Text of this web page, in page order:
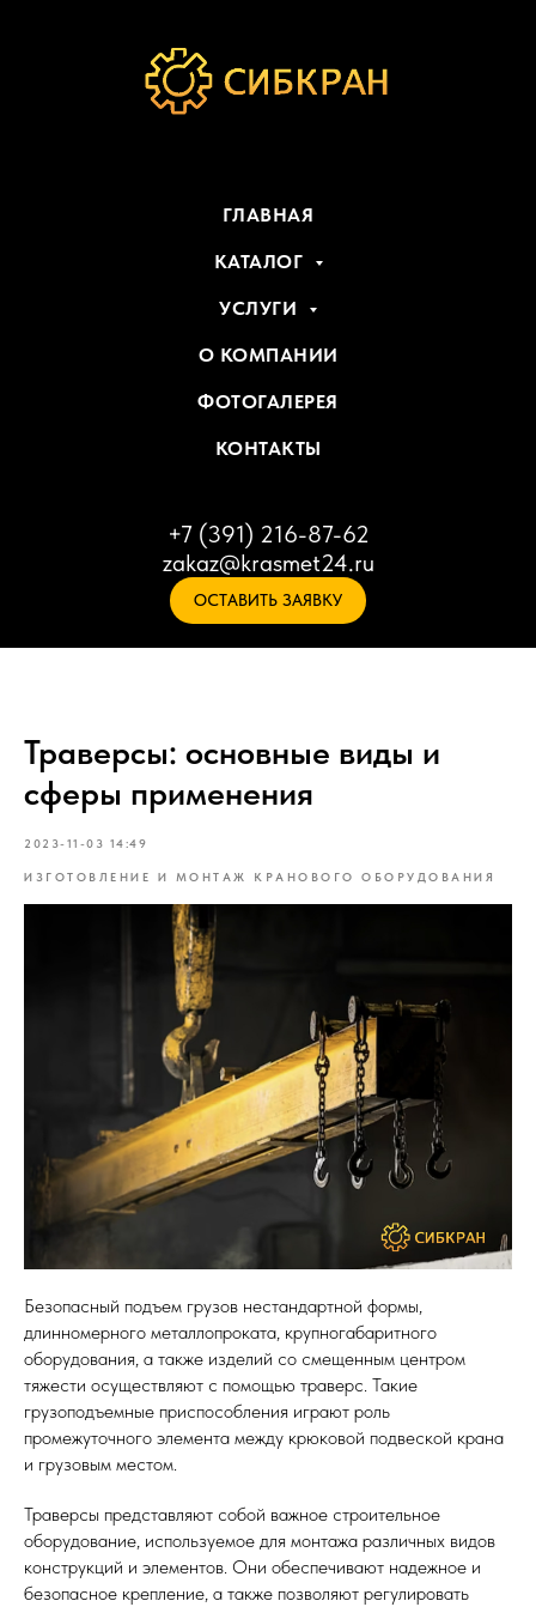
ГЛАВНАЯ
КАТАЛОГ
УСЛУГИ
О КОМПАНИИ
ФОТОГАЛЕРЕЯ
КОНТАКТЫ
+7 (391) 216-87-62
zakaz@krasmet24.ru
ОСТАВИТЬ ЗАЯВКУ
Траверсы: основные виды и
сферы применения
2023-11-03 14:49
ИЗГОТОВЛЕНИЕ И МОНТАЖ КРАНОВОГО ОБОРУДОВАНИЯ
Безопасный подъем грузов нестандартной формы,
длинномерного металлопроката, крупногабаритного
оборудования, а также изделий со смещенным центром
тяжести осуществляют с помощью траверс. Такие
грузоподъемные приспособления играют роль
промежуточного элемента между крюковой подвеской крана
и грузовым местом.
Траверсы представляют собой важное строительное
оборудование, используемое для монтажа различных видов
конструкций и элементов. Они обеспечивают надежное и
безопасное крепление, а также позволяют регулировать